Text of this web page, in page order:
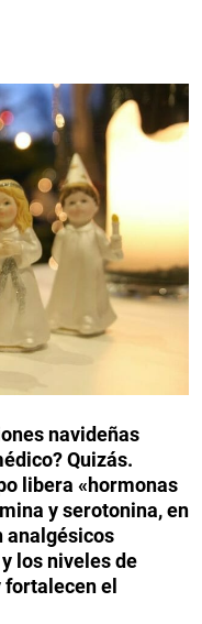
navideñas
Quizás.
libera «hormonas
y serotonina, en
analgésicos
los niveles de
el